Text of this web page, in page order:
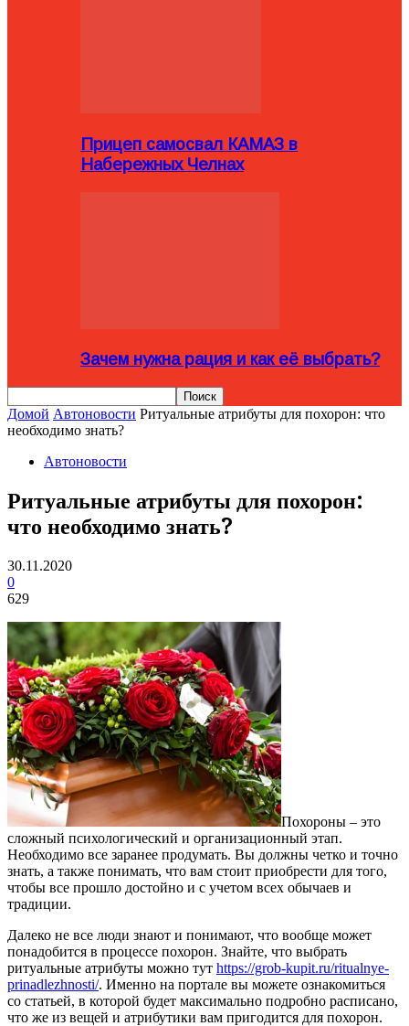
Прицеп самосвал КАМАЗ в
Набережных Челнах
Зачем нужна рация и как её выбрать?
Домой Автоновости Ритуальные атрибуты для похорон: что
необходимо знать?
Автоновости
Ритуальные атрибуты для похорон:
что необходимо знать?
30.11.2020
0
629
Похороны – это
сложный психологический и организационный этап.
Необходимо все заранее продумать. Вы должны четко и точно
знать, а также понимать, что вам стоит приобрести для того,
чтобы все прошло достойно и с учетом всех обычаев и
традиции.
Далеко не все люди знают и понимают, что вообще может
понадобится в процессе похорон. Знайте, что выбрать
ритуальные атрибуты можно тут https://grob-kupit.ru/ritualnye-
prinadlezhnosti/. Именно на портале вы можете ознакомиться
со статьей, в которой будет максимально подробно расписано,
что же из вещей и атрибутики вам пригодится для похорон.